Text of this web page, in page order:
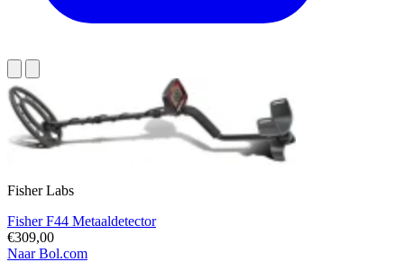
Fisher Labs
Fisher F44 Metaaldetector
€309,00
Naar Bol.com